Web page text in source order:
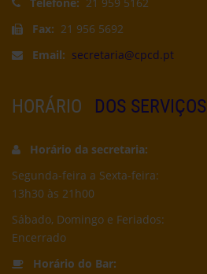
Fax: 21 956 5692
Email: secretaria@cpcd.pt
HORÁRIO DOS SERVIÇOS
Horário da secretaria:
Segunda-feira a Sexta-feira:
13h30 às 21h00
Sábado, Domingo e Feriados:
Encerrado
Horário do Bar: